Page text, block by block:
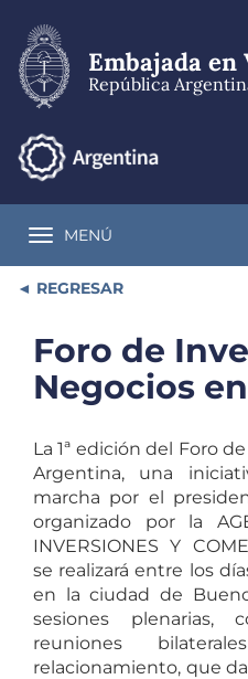
contenido
principal
Embajada en
República
Toggle navigation
MENÚ
REGRESAR
Foro de
Negocios
La 1ª edición del Foro
Argentina, una
marcha por el
organizado por la
INVERSIONES Y
se realizará entre los
en la ciudad de
sesiones plenarias,
reuniones
relacionamiento, que